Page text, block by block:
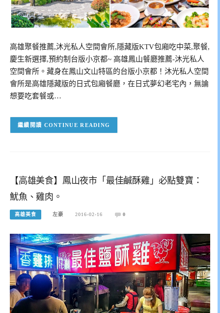
高雄聚餐推薦,沐光私人空間會所,隱藏版KTV包廂吃中菜,聚餐,
慶生新選擇,預約制台版小京都~ 高雄鳳山餐廳推薦-沐光私人
空間會所。藏身在鳳山文山特區的台版小京都！沐光私人空間
會所是高雄隱藏版的日式包廂餐廳，在日式夢幻老宅內，無論
想要吃套餐或…
CONTINUE READING
【高雄美食】鳳山夜市「最佳鹹酥雞」必點雙寶：
魷魚、雞肉。
高雄美食 左豪 2016-02-16 0